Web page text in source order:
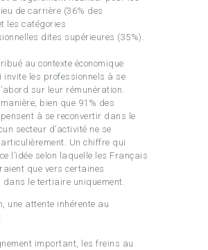
de carrière (36% des
les catégories
dites supérieures (35%).
au contexte économique
invite les professionnels à se
sur leur rémunération.
bien que 91% des
à se reconvertir dans le
secteur d’activité ne se
Un chiffre qui
l’idée selon laquelle les Français
que vers certaines
dans le tertiaire uniquement.
une attente inhérente au
important, les freins au